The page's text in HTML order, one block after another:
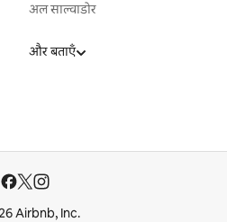
अल साल्वाडोर
और बताएँ
Airbnb, Inc.